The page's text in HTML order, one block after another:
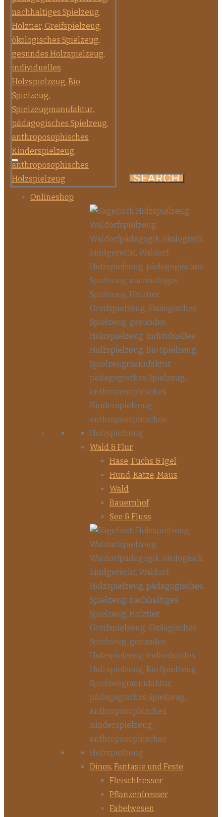
Onlineshop
Wald & Flur
Hase, Fuchs & Igel
Hund, Katze, Maus
Wald
Bauernhof
See & Fluss
Dinos, Fantasie und Feste
Fleischfresser
Pflanzenfresser
Fabelwesen